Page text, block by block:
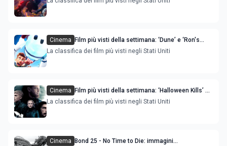
Cinema
Film più visti della settimana: ‘Dune’ e ‘Ron's
Gone Wrong' sono le novità
La classifica dei film più visti negli Stati Uniti
Cinema
Film più visti della settimana: ‘Halloween Kills’ e
‘The Last Duel' sono le novità
La classifica dei film più visti negli Stati Uniti
Cinema
Bond 25 - No Time to Die: immagini